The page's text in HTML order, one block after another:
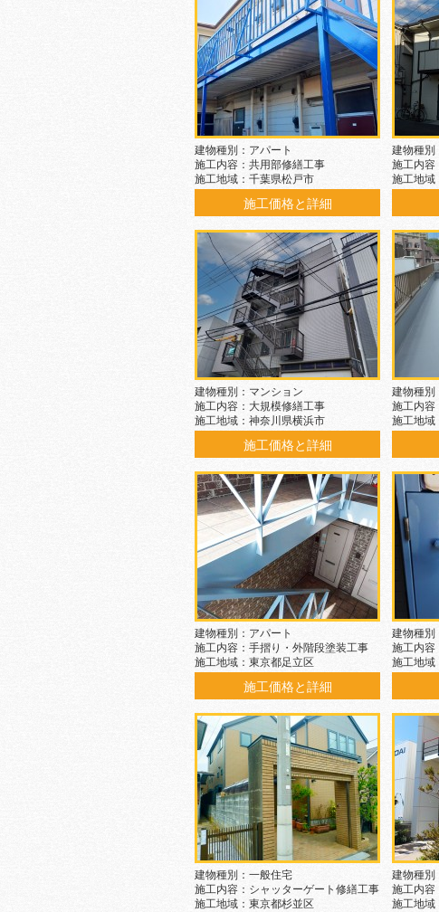
建物種別：アパート
施工内容：共用部修繕工事
施工地域：千葉県松戸市
施工価格と詳細
建物種別
施工内容
施工地域
建物種別：マンション
施工内容：大規模修繕工事
施工地域：神奈川県横浜市
施工価格と詳細
建物種別
施工内容
施工地域
建物種別：アパート
施工内容：手摺り・外階段塗装工事
施工地域：東京都足立区
施工価格と詳細
建物種別
施工内容
施工地域
建物種別：一般住宅
施工内容：シャッターゲート修繕工事
施工地域：東京都杉並区
建物種別
施工内容
施工地域